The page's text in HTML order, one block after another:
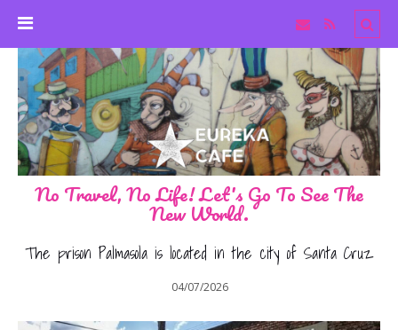
No Travel, No Life! Let's Go To See The
New World.
The prison Palmasola is located in the city of Santa Cruz
04/07/2026